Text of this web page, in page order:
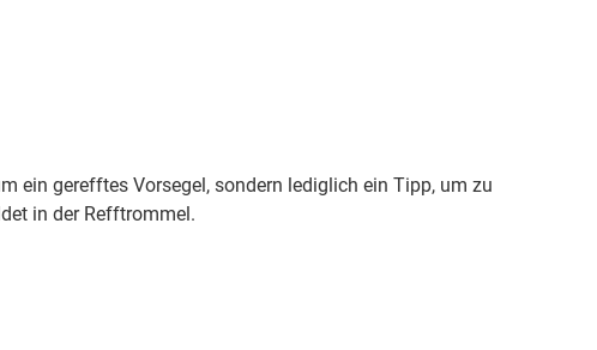
ein gerefftes Vorsegel, sondern lediglich ein Tipp, um zu
in der Refftrommel.